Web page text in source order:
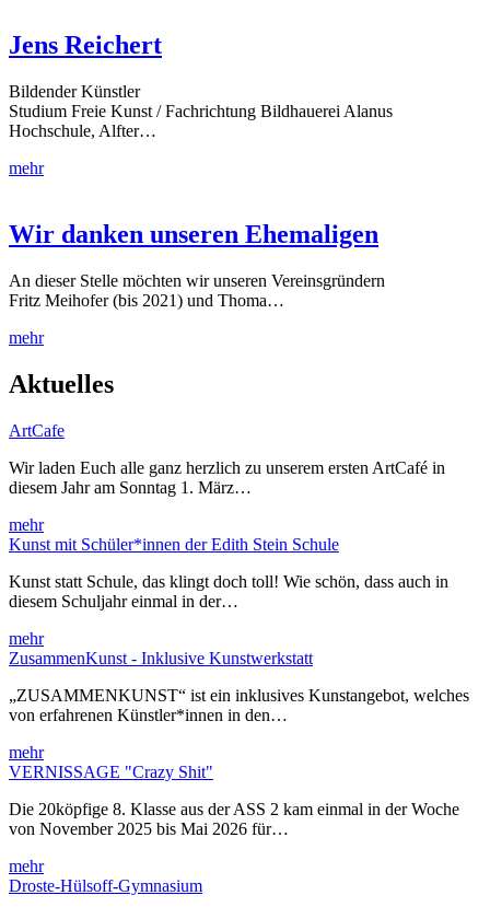
Jens Reichert
Bildender Künstler
Studium Freie Kunst / Fachrichtung Bildhauerei Alanus
Hochschule, Alfter…
mehr
Wir danken unseren Ehemaligen
An dieser Stelle möchten wir unseren Vereinsgründern
Fritz Meihofer (bis 2021) und Thoma…
mehr
Aktuelles
ArtCafe
Wir laden Euch alle ganz herzlich zu unserem ersten ArtCafé in
diesem Jahr am Sonntag 1. März…
mehr
Kunst mit Schüler*innen der Edith Stein Schule
Kunst statt Schule, das klingt doch toll! Wie schön, dass auch in
diesem Schuljahr einmal in der…
mehr
ZusammenKunst - Inklusive Kunstwerkstatt
„ZUSAMMENKUNST“ ist ein inklusives Kunstangebot, welches
von erfahrenen Künstler*innen in den…
mehr
VERNISSAGE "Crazy Shit"
Die 20köpfige 8. Klasse aus der ASS 2 kam einmal in der Woche
von November 2025 bis Mai 2026 für…
mehr
Droste-Hülsoff-Gymnasium